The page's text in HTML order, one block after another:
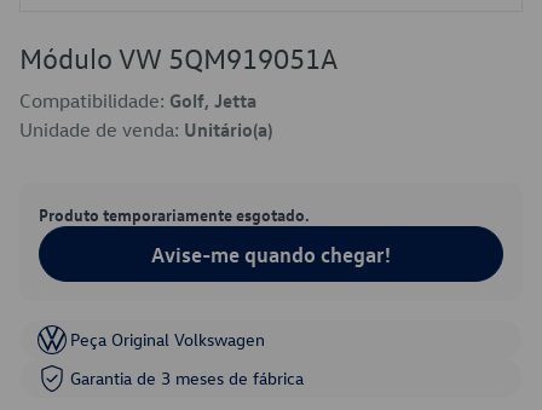
Módulo VW 5QM919051A
Compatibilidade: Golf, Jetta
Unidade de venda: Unitário(a)
Produto temporariamente esgotado.
Avise-me quando chegar!
Peça Original Volkswagen
Garantia de 3 meses de fábrica